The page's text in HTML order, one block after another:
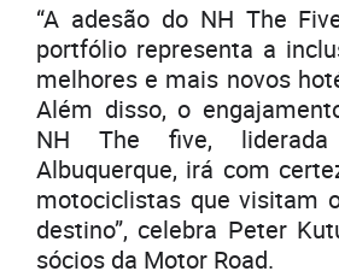
“A adesão do NH The
portfólio representa a
melhores e mais novos
Além disso, o
NH The five,
Albuquerque, irá com
motociclistas que visitam
destino”, celebra Peter
sócios da Motor Road.